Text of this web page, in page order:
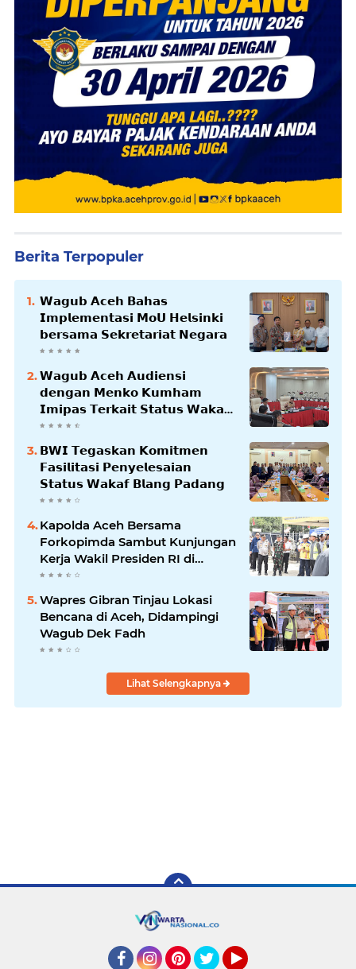
Berita Terpopuler
𝗪𝗮𝗴𝘂𝗯 𝗔𝗰𝗲𝗵 𝗕𝗮𝗵𝗮𝘀
𝗜𝗺𝗽𝗹𝗲𝗺𝗲𝗻𝘁𝗮𝘀𝗶 𝗠𝗼𝗨 𝗛𝗲𝗹𝘀𝗶𝗻𝗸𝗶
𝗯𝗲𝗿𝘀𝗮𝗺𝗮 𝗦𝗲𝗸𝗿𝗲𝘁𝗮𝗿𝗶𝗮𝘁 𝗡𝗲𝗴𝗮𝗿𝗮
𝗪𝗮𝗴𝘂𝗯 𝗔𝗰𝗲𝗵 𝗔𝘂𝗱𝗶𝗲𝗻𝘀𝗶
𝗱𝗲𝗻𝗴𝗮𝗻 𝗠𝗲𝗻𝗸𝗼 𝗞𝘂𝗺𝗵𝗮𝗺
𝗜𝗺𝗶𝗽𝗮𝘀 𝗧𝗲𝗿𝗸𝗮𝗶𝘁 𝗦𝘁𝗮𝘁𝘂𝘀 𝗪𝗮𝗸𝗮𝗳
𝗕𝗹𝗮𝗻𝗴𝗽𝗮𝗱𝗮𝗻𝗴
𝗕𝗪𝗜 𝗧𝗲𝗴𝗮𝘀𝗸𝗮𝗻 𝗞𝗼𝗺𝗶𝘁𝗺𝗲𝗻
𝗙𝗮𝘀𝗶𝗹𝗶𝘁𝗮𝘀𝗶 𝗣𝗲𝗻𝘆𝗲𝗹𝗲𝘀𝗮𝗶𝗮𝗻
𝗦𝘁𝗮𝘁𝘂𝘀 𝗪𝗮𝗸𝗮𝗳 𝗕𝗹𝗮𝗻𝗴 𝗣𝗮𝗱𝗮𝗻𝗴
Kapolda Aceh Bersama
Forkopimda Sambut Kunjungan
Kerja Wakil Presiden RI di
Kabupaten Bireuen
Wapres Gibran Tinjau Lokasi
Bencana di Aceh, Didampingi
Wagub Dek Fadh
Lihat Selengkapnya